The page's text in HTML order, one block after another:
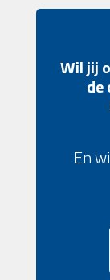
Wil jij
de
En